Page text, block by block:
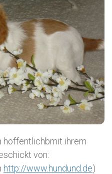
hoffentlichbmit ihrem
von:
http://www.hundund.de)